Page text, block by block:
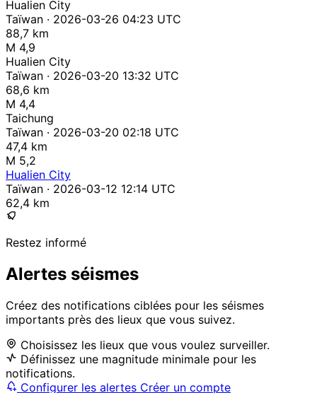
Hualien City
Taïwan · 2026-03-26 04:23 UTC
88,7 km
M 4,9
Hualien City
Taïwan · 2026-03-20 13:32 UTC
68,6 km
M 4,4
Taichung
Taïwan · 2026-03-20 02:18 UTC
47,4 km
M 5,2
Hualien City
Taïwan · 2026-03-12 12:14 UTC
62,4 km
Restez informé
Alertes séismes
Créez des notifications ciblées pour les séismes
importants près des lieux que vous suivez.
Choisissez les lieux que vous voulez surveiller.
Définissez une magnitude minimale pour les
notifications.
Configurer les alertes Créer un compte